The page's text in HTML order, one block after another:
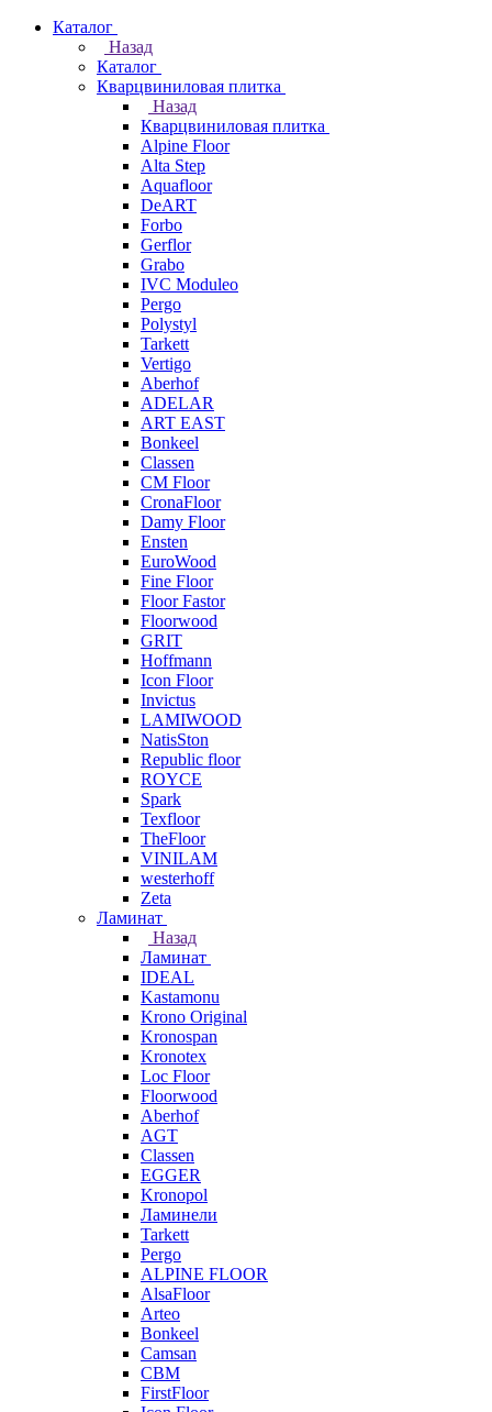
Каталог
Назад
Каталог
Кварцвиниловая плитка
Назад
Кварцвиниловая плитка
Alpine Floor
Alta Step
Aquafloor
DeART
Forbo
Gerflor
Grabo
IVC Moduleo
Pergo
Polystyl
Tarkett
Vertigo
Aberhof
ADELAR
ART EAST
Bonkeel
Classen
CM Floor
CronaFloor
Damy Floor
Ensten
EuroWood
Fine Floor
Floor Fastor
Floorwood
GRIT
Hoffmann
Icon Floor
Invictus
LAMIWOOD
NatisSton
Republic floor
ROYCE
Spark
Texfloor
TheFloor
VINILAM
westerhoff
Zeta
Ламинат
Назад
Ламинат
IDEAL
Kastamonu
Krono Original
Kronospan
Kronotex
Loc Floor
Floorwood
Aberhof
AGT
Classen
EGGER
Kronopol
Ламинели
Tarkett
Pergo
ALPINE FLOOR
AlsaFloor
Arteo
Bonkeel
Camsan
CBM
FirstFloor